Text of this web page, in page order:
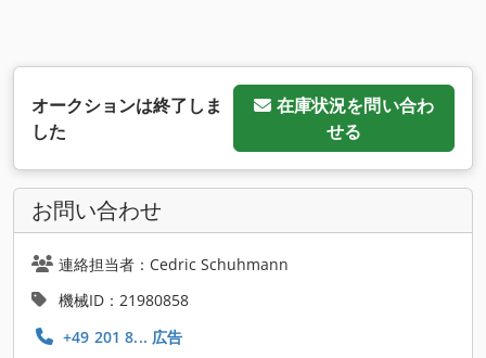
オークションは終了しま
した
在庫状況を問い合わ
せる
お問い合わせ
連絡担当者：Cedric Schuhmann
機械ID：21980858
+49 201 8... 広告